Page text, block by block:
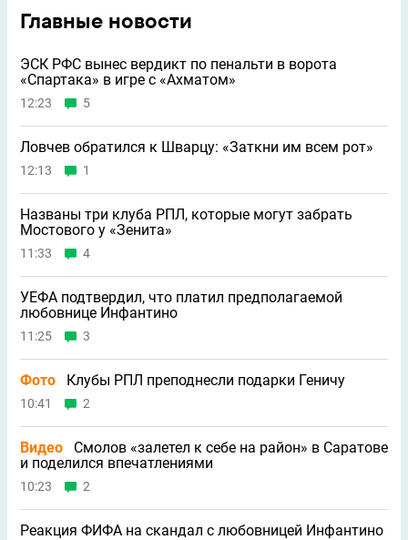
Главные новости
ЭСК РФС вынес вердикт по пенальти в ворота
«Спартака» в игре с «Ахматом»
12:23 5
Ловчев обратился к Шварцу: «Заткни им всем рот»
12:13 1
Названы три клуба РПЛ, которые могут забрать
Мостового у «Зенита»
11:33 4
УЕФА подтвердил, что платил предполагаемой
любовнице Инфантино
11:25 3
Фото Клубы РПЛ преподнесли подарки Геничу
10:41 2
Видео
Смолов «залетел к себе на район» в Саратове
и поделился впечатлениями
10:23 2
Реакция ФИФА на скандал с любовницей Инфантино